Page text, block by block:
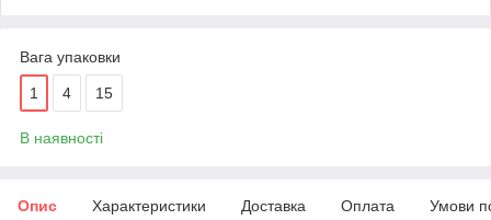
Вага упаковки
1 4 15
В наявності
Опис Характеристики Доставка Оплата Умови